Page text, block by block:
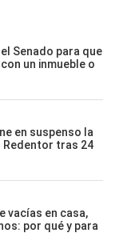
Senado para que
un inmueble o
en suspenso la
tras 24
vacías en casa,
por qué y para